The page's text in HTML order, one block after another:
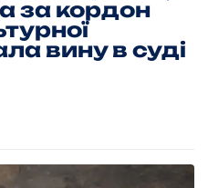
за кордон
вину в суді